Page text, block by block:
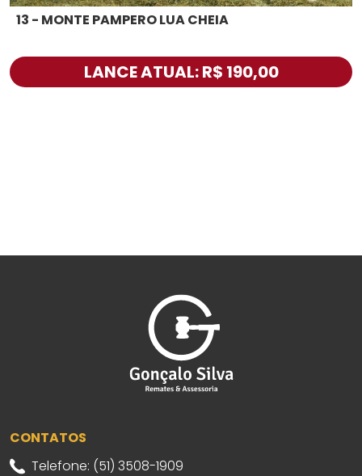
13 - MONTE PAMPERO LUA CHEIA
LANCE ATUAL: R$ 190,00
CONTATOS
Telefone: (51) 3508-1909